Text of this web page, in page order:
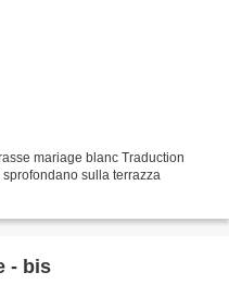
mariage blanc Traduction
sulla terrazza
- bis